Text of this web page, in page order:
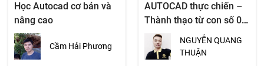
Học Autocad cơ bản và
nâng cao
Cầm Hải Phương
AUTOCAD thực chiến –
Thành thạo từ con số 0
(Tặng 10GB dữ liệu
AutoCAD)
NGUYỄN QUANG
THUẬN